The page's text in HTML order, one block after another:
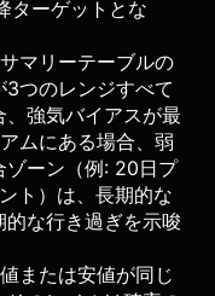
ターゲットとな
サマリーテーブルの
つのレンジすべて
強気バイアスが最
ムにある場合、弱
ゾーン（例: 20日プ
ト）は、長期的な
な行き過ぎを示唆
または安値が同じ